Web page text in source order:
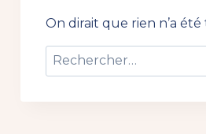
On dirait que rien n’a
Rechercher :